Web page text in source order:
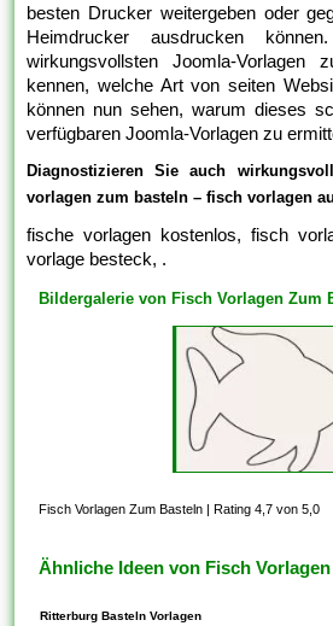
besten Drucker weitergeben oder
Heimdrucker ausdrucken
wirkungsvollsten Joomla-
kennen, welche Art von seiten
können nun sehen, warum dieses
verfügbaren Joomla-Vorlagen zu
Diagnostizieren Sie auch
vorlagen zum basteln – fisch vorlagen
fische vorlagen kostenlos, fisch
vorlage besteck, .
Bildergalerie von Fisch Vorlagen Zum
Fisch Vorlagen Zum Basteln |Rating 4,7 von 5,0
Ähnliche Ideen von Fisch
Ritterburg Basteln Vorlagen